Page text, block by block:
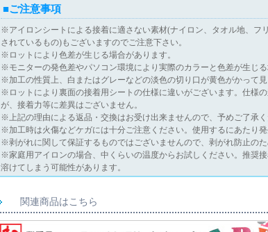
■ご注意事項
※アイロンシートによる接着に適さない素材(ナイロン、タオル地、フ
されているもの)もございますのでご注意下さい。
※ロットにより色差が生じる場合があります。
※モニターの発色差やパソコン環境により実際のカラーと色差が生じる
※加工の性質上、白またはグレーなどの淡色の切り口が黄色がかって見
※ロットにより裏面の接着用シートの仕様に違いがございます。仕様
が、接着力等に差異はございません。
※上記の理由による返品・交換はお受け出来ませんので、予めご了承く
※加工時は火傷などケガには十分ご注意ください。使用するにあたり
※剥がれに関して保証するものではございませんので、剥がれ防止のた
※家庭用アイロンの場合、中くらいの温度からお試しください。推奨
溶けてしまう可能性があります。
関連商品はこちら